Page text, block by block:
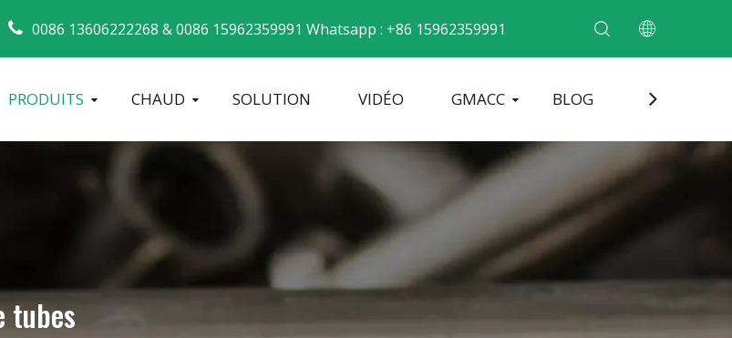
0086 13606222268 &0086 15962359991 Whatsapp : +86 15962359991
PRODUITS CHAUD SOLUTION VIDÉO GMACC BLOG CONTACT
tubes